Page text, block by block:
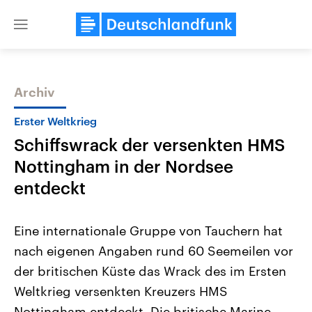
Close
Themen
2026
Alle Informationen
Sachsen-Anhalt wählt am 6.
September 2026 einen neuen
Landtag. Seit 2021 wird das
Bundesland von einer Koalition aus
Aktuelle Beiträge,
Hintergründe
Wirtschaftlich und
gehören die Vereinigten
den mächtigsten Ländern
mit großem Einfluss auf
Archiv
Erster Weltkrieg
Schiffswrack der versenkten HMS
Nottingham in der Nordsee
entdeckt
Eine internationale Gruppe von Tauchern hat
nach eigenen Angaben rund 60 Seemeilen vor
der britischen Küste das Wrack des im Ersten
Weltkrieg versenkten Kreuzers HMS